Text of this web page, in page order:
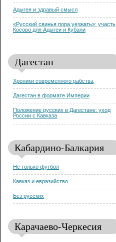
Адыгея и здравый смысл
«Русский свинья пора уезжать»: участь
Косово для Адыгеи и Кубани
Дагестан
Хроники современного рабства
Дагестан в формате Империи
Положение русских в Дагестане: уход
России с Кавказа
Кабардино-Балкария
Не только футбол
Кавказ и евразийство
Без русских
Карачаево-Черкесия